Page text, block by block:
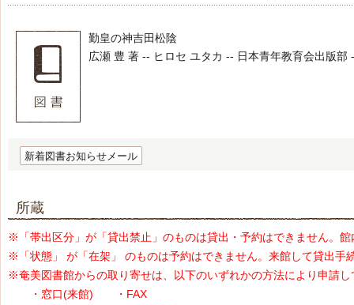
勤皇の神吉田松陰
広瀬 豊 著 -- ヒロセ ユタカ -- 日本青年教育会出版部
新着図書お知らせメール
所蔵
※「帯出区分」が「貸出禁止」のものは貸出・予約はできません。
※「状態」 が「在架」 のものは予約はできません。来館して貸出手
※奄美図書館からの取り寄せは、以下のいずれかの方法により申請し
・窓口(来館) ・FAX